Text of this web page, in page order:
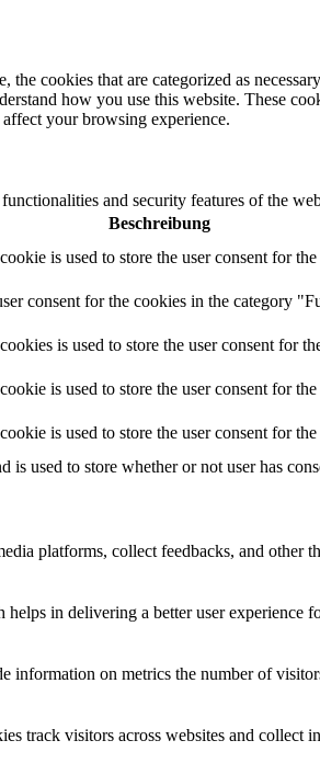
cookies that are categorized as
how you use this website. These
your browsing experience.
and security features of the
Beschreibung
is used to store the user consent for
consent for the cookies in the category
is used to store the user consent for
is used to store the user consent for
is used to store the user consent for
used to store whether or not user has
platforms, collect feedbacks, and other
in delivering a better user experience
on metrics the number of
track visitors across websites and collect